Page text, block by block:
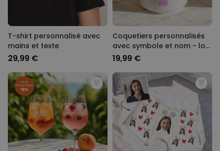
T-shirt personnalisé avec
mains et texte
29,99 €
Coquetiers personnalisés
avec symbole et nom - lot
de 2
19,99 €